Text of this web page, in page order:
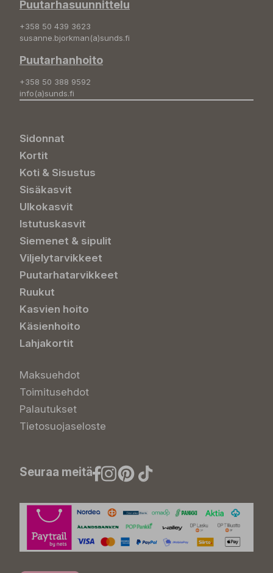
Puutarhasuunnittelu
+358 50 439 3623
susanne.bjorkman(a)sunds.fi
Puutarhanhoito
+358 50 388 9592
info(a)sunds.fi
Sidonnat
Kortit
Koti & Sisustus
Sisäkasvit
Ulkokasvit
Istutuskasvit
Siemenet & sipulit
Viljelytarvikkeet
Puutarhatarvikkeet
Ruukut
Kasvien hoito
Käsienhoito
Lahjakortit
Maksuehdot
Toimitusehdot
Palautukset
Tietosuojaseloste
Seuraa meitä